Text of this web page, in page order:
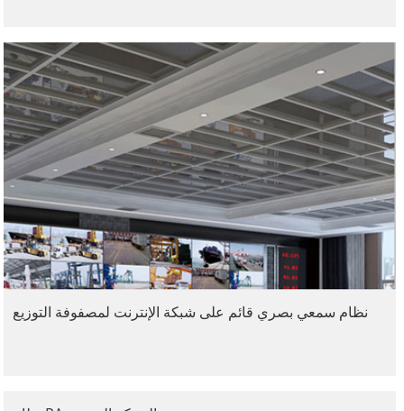
نظام سمعي بصري قائم على شبكة الإنترنت لمصفوفة التوزيع